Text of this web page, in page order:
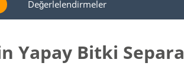
Değerlelendirmeler
Yapay Bitki